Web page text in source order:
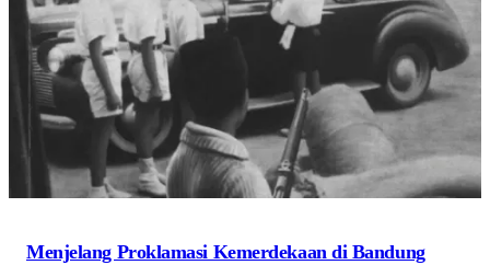
Menjelang Proklamasi Kemerdekaan di Bandung